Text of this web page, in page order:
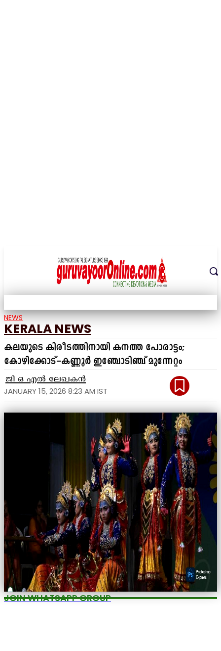
NEWS
KERALA NEWS
കലയുടെ കിരീടത്തിനായി കനത്ത പോരാട്ടം;
കോഴിക്കോട്–കണ്ണൂർ ഇഞ്ചോടിഞ്ച് മുന്നേറ്റം
ജി ഒ എൽ ലേഖകൻ
JANUARY 15, 2026 8:23 AM IST
JOIN WHATSAPP GROUP